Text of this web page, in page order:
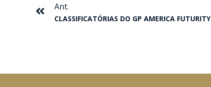
Ant.
CLASSIFICATÓRIAS DO GP AMERICA FUTURITY